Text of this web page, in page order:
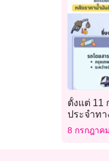
ตั้งแต่ 11
ประจำท
กม.
8 กรกฎาค